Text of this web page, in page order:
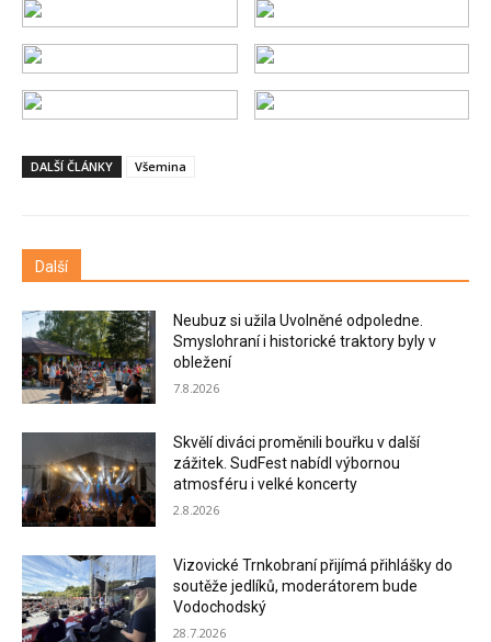
DALŠÍ ČLÁNKY Všemina
Další
Neubuz si užila Uvolněné odpoledne.
Smyslohraní i historické traktory byly v
obležení
7.8.2026
Skvělí diváci proměnili bouřku v další
zážitek. SudFest nabídl výbornou
atmosféru i velké koncerty
2.8.2026
Vizovické Trnkobraní přijímá přihlášky do
soutěže jedlíků, moderátorem bude
Vodochodský
28.7.2026